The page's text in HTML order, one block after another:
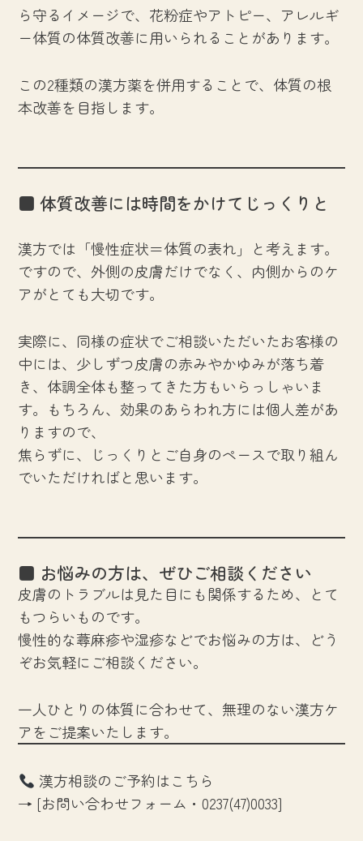
ら守るイメージで、花粉症やアトピー、アレルギ
ー体質の体質改善に用いられることがあります。
この2種類の漢方薬を併用することで、体質の根
本改善を目指します。
■ 体質改善には時間をかけてじっくりと
漢方では「慢性症状＝体質の表れ」と考えます。
ですので、外側の皮膚だけでなく、内側からのケ
アがとても大切です。
実際に、同様の症状でご相談いただいたお客様の
中には、少しずつ皮膚の赤みやかゆみが落ち着
き、体調全体も整ってきた方もいらっしゃいま
す。もちろん、効果のあらわれ方には個人差があ
りますので、
焦らずに、じっくりとご自身のペースで取り組ん
でいただければと思います。
■ お悩みの方は、ぜひご相談ください
皮膚のトラブルは見た目にも関係するため、とて
もつらいものです。
慢性的な蕁麻疹や湿疹などでお悩みの方は、どう
ぞお気軽にご相談ください。
一人ひとりの体質に合わせて、無理のない漢方ケ
アをご提案いたします。
漢方相談のご予約はこちら
→ [お問い合わせフォーム・0237(47)0033]